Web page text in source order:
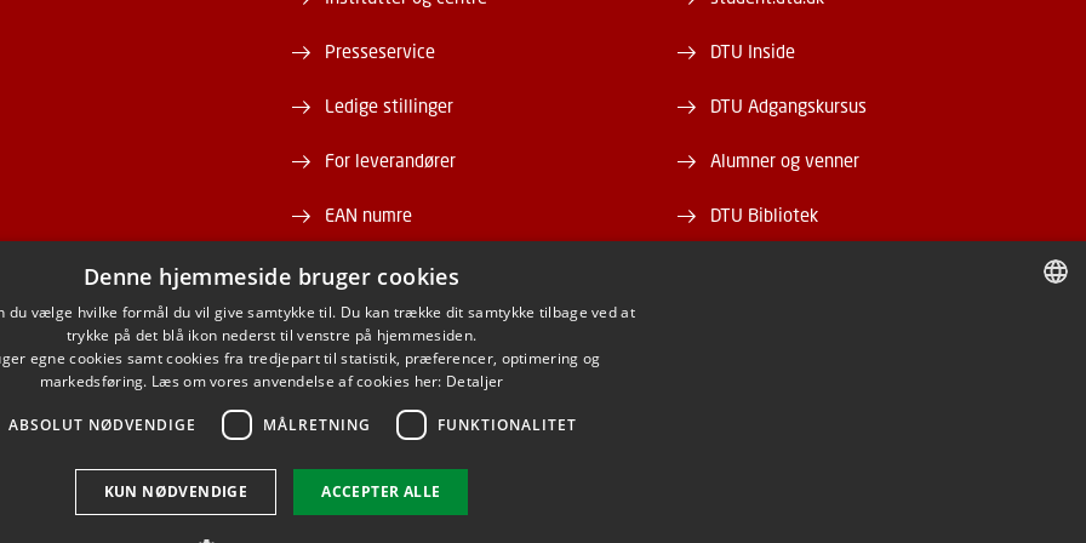
Presseservice
Ledige stillinger
For leverandører
EAN numre
Webshop
DTU Serviceportal
DTU Inside
DTU Adgangskursus
Alumner og venner
DTU Bibliotek
Denne hjemmeside bruger cookies
du vælge hvilke formål du vil give samtykke til. Du kan trække dit samtykke tilbage ved at
trykke på det blå ikon nederst til venstre på hjemmesiden.
egne cookies samt cookies fra tredjepart til statistik, præferencer, optimering og
markedsføring. Læs om vores anvendelse af cookies her: Detaljer
ABSOLUT NØDVENDIGE MÅLRETNING FUNKTIONALITET
ACCEPTER ALLE
KUN NØDVENDIGE